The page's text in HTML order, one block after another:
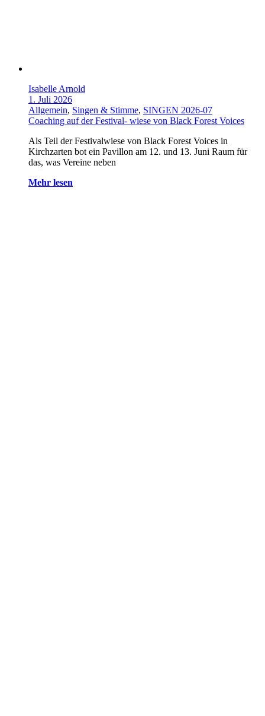
Isabelle Arnold
1. Juli 2026
Allgemein, Singen & Stimme, SINGEN 2026-07
Coaching auf der Festival- wiese von Black Forest Voices
Als Teil der Festivalwiese von Black Forest Voices in
Kirchzarten bot ein Pavillon am 12. und 13. Juni Raum für
das, was Vereine neben
Mehr lesen